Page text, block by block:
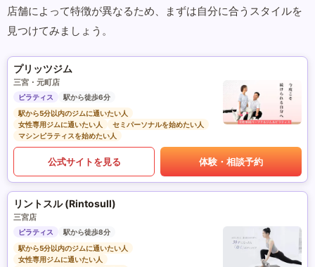
店舗によって特徴が異なるため、まずは自分に合うスタイルを
見つけてみましょう。
プリッツジム
三宮・元町店
ピラティス
駅から徒歩6分
駅から5分以内のジムに通いたい人
女性専用ジムに通いたい人
セミパーソナルを始めたい人
マシンピラティスを始めたい人
公式サイトを見る 体験・相談予約
リントスル (Rintosull)
三宮店
ピラティス
駅から徒歩8分
駅から5分以内のジムに通いたい人
女性専用ジムに通いたい人